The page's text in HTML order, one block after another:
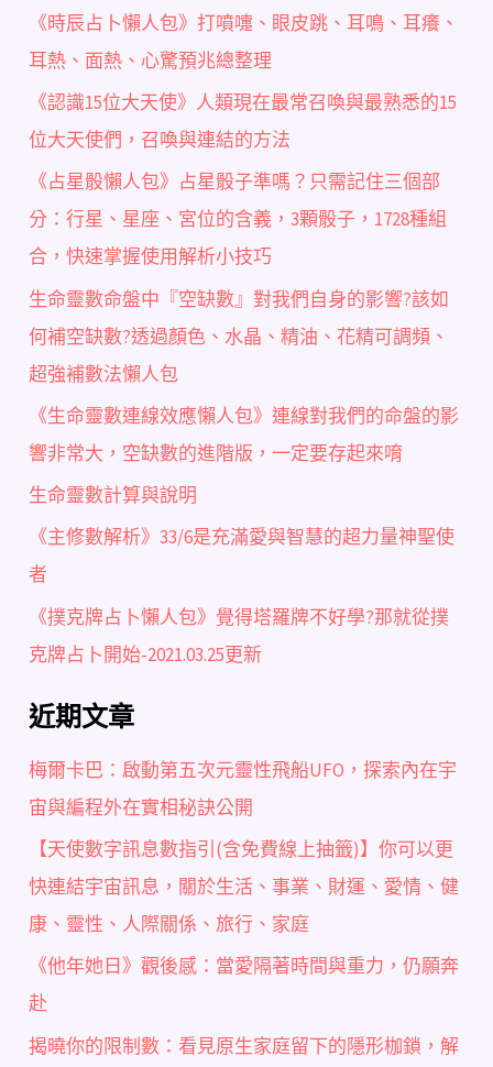
《時辰占卜懶人包》打噴嚏、眼皮跳、耳鳴、耳癢、
耳熱、面熱、心驚預兆總整理
《認識15位大天使》人類現在最常召喚與最熟悉的15
位大天使們，召喚與連結的方法
《占星骰懶人包》占星骰子準嗎？只需記住三個部
分：行星、星座、宮位的含義，3顆骰子，1728種組
合，快速掌握使用解析小技巧
生命靈數命盤中『空缺數』對我們自身的影響?該如
何補空缺數?透過顏色、水晶、精油、花精可調頻、
超強補數法懶人包
《生命靈數連線效應懶人包》連線對我們的命盤的影
響非常大，空缺數的進階版，一定要存起來唷
生命靈數計算與說明
《主修數解析》33/6是充滿愛與智慧的超力量神聖使
者
《撲克牌占卜懶人包》覺得塔羅牌不好學?那就從撲
克牌占卜開始-2021.03.25更新
近期文章
梅爾卡巴：啟動第五次元靈性飛船UFO，探索內在宇
宙與編程外在實相秘訣公開
【天使數字訊息數指引(含免費線上抽籤)】你可以更
快連結宇宙訊息，關於生活、事業、財運、愛情、健
康、靈性、人際關係、旅行、家庭
《他年她日》觀後感：當愛隔著時間與重力，仍願奔
赴
揭曉你的限制數：看見原生家庭留下的隱形枷鎖，解